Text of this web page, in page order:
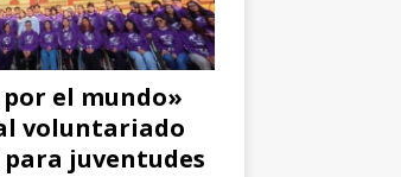
el mundo»
voluntariado
juventudes